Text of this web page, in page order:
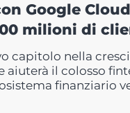
Google
milioni di
capitolo nella
aiuterà il colosso
finanziario